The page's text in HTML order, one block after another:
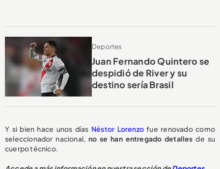
Deportes
Juan Fernando Quintero se
despidió de River y su
destino sería Brasil
Y si bien hace unos días Néstor Lorenzofue renovado como
seleccionador nacional, no se han entregado detalles de su
cuerpo técnico.